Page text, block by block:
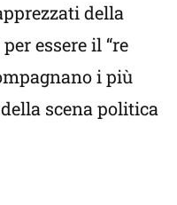
della
essere il “re
i più
scena politica